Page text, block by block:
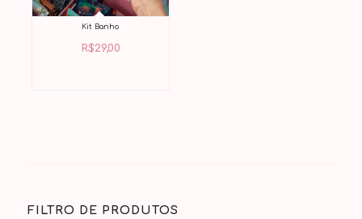
Kit Banho
R$29,00
FILTRO DE PRODUTOS